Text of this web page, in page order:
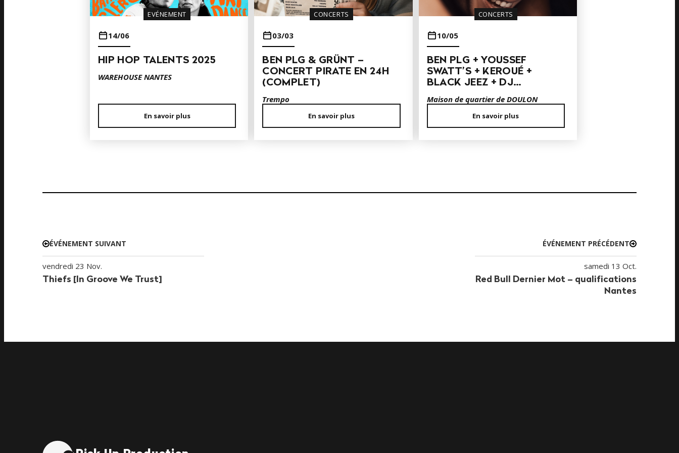
EVÉNEMENT
14/06
HIP HOP TALENTS 2025
WAREHOUSE NANTES
En savoir plus
CONCERTS
03/03
BEN PLG & GRÜNT –
CONCERT PIRATE EN 24H
(COMPLET)
Trempo
En savoir plus
CONCERTS
10/05
BEN PLG + YOUSSEF
SWATT’S + KEROUÉ +
BLACK JEEZ + DJ…
Maison de quartier de DOULON
En savoir plus
ÉVÉNEMENT SUIVANT
vendredi 23 Nov.
Thiefs [In Groove We Trust]
ÉVÉNEMENT PRÉCÉDENT
samedi 13 Oct.
Red Bull Dernier Mot – qualifications
Nantes